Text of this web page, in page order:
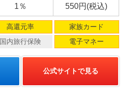
1％ 550円(税込)
高還元率
家族カード
国内旅行保険 電子マネー
公式サイトで見る